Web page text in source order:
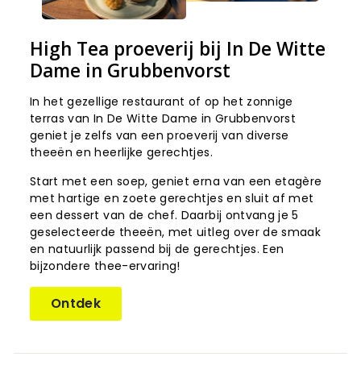
High Tea proeverij bij In De Witte
Dame in Grubbenvorst
In het gezellige restaurant of op het zonnige
terras van In De Witte Dame in Grubbenvorst
geniet je zelfs van een proeverij van diverse
theeën en heerlijke gerechtjes.
Start met een soep, geniet erna van een etagère
met hartige en zoete gerechtjes en sluit af met
een dessert van de chef. Daarbij ontvang je 5
geselecteerde theeën, met uitleg over de smaak
en natuurlijk passend bij de gerechtjes. Een
bijzondere thee-ervaring!
Ontdek